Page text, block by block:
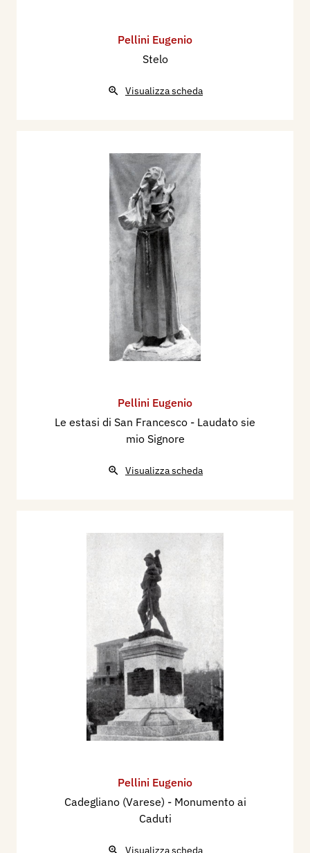
Pellini Eugenio
Stelo
Visualizza scheda
Pellini Eugenio
Le estasi di San Francesco - Laudato sie
mio Signore
Visualizza scheda
Pellini Eugenio
Cadegliano (Varese) - Monumento ai
Caduti
Visualizza scheda